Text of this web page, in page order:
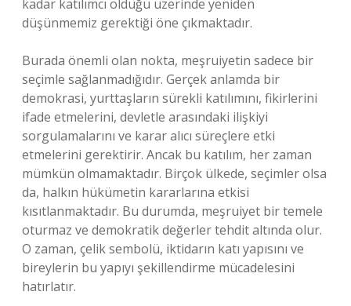
kadar katılımcı olduğu üzerinde yeniden
düşünmemiz gerektiği öne çıkmaktadır.
Burada önemli olan nokta, meşruiyetin sadece bir
seçimle sağlanmadığıdır. Gerçek anlamda bir
demokrasi, yurttaşların sürekli katılımını, fikirlerini
ifade etmelerini, devletle arasındaki ilişkiyi
sorgulamalarını ve karar alıcı süreçlere etki
etmelerini gerektirir. Ancak bu katılım, her zaman
mümkün olmamaktadır. Birçok ülkede, seçimler olsa
da, halkın hükümetin kararlarına etkisi
kısıtlanmaktadır. Bu durumda, meşruiyet bir temele
oturmaz ve demokratik değerler tehdit altında olur.
O zaman, çelik sembolü, iktidarın katı yapısını ve
bireylerin bu yapıyı şekillendirme mücadelesini
hatırlatır.